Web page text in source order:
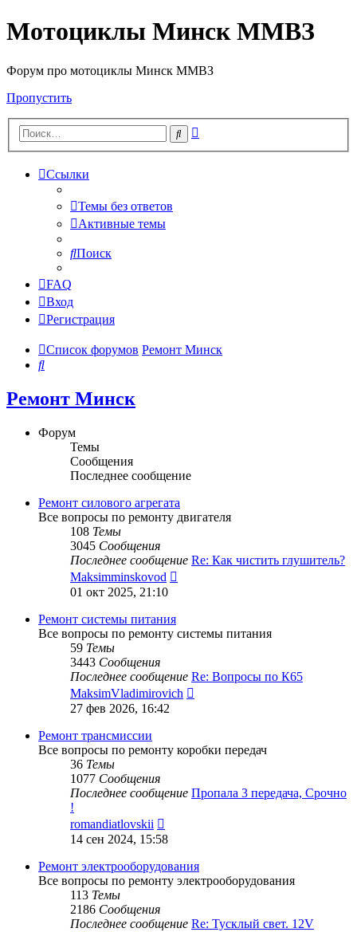
Мотоциклы Минск ММВЗ
Форум про мотоциклы Минск ММВЗ
Пропустить
Поиск
Ссылки
Темы без ответов
Активные темы
Поиск
FAQ
Вход
Регистрация
Список форумов Ремонт Минск
Поиск
Ремонт Минск
Форум
Темы
Сообщения
Последнее сообщение
Ремонт силового агрегата
Все вопросы по ремонту двигателя
108 Темы
3045 Сообщения
Последнее сообщение Re: Как чистить глушитель?
Maksimminskovod
01 окт 2025, 21:10
Ремонт системы питания
Все вопросы по ремонту системы питания
59 Темы
3443 Сообщения
Последнее сообщение Re: Вопросы по К65
MaksimVladimirovich
27 фев 2026, 16:42
Ремонт трансмиссии
Все вопросы по ремонту коробки передач
36 Темы
1077 Сообщения
Последнее сообщение Пропала 3 передача, Срочно
!
romandiatlovskii
к
сообщению
14 сен 2024, 15:58
Ремонт электрооборудования
Все вопросы по ремонту электрооборудования
113 Темы
2186 Сообщения
Последнее сообщение Re: Тусклый свет. 12V